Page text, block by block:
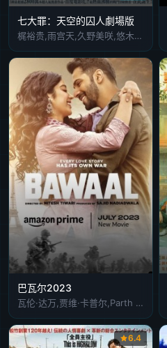
七大罪：天空的囚人劇場版
梶裕贵,雨宫天,久野美咲,悠木碧,铃木达央,福山润,高木裕平,坂本真绫,杉田智和
巴瓦尔2023
瓦伦·达万,贾维·卡普尔,Parth Siddhpura
6.4